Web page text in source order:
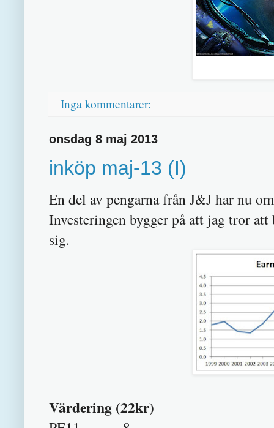
Inga kommentarer:
onsdag 8 maj 2013
inköp maj-13 (I)
En del av pengarna från J&J har nu
Investeringen bygger på att jag tror
sig.
Värdering (22kr)